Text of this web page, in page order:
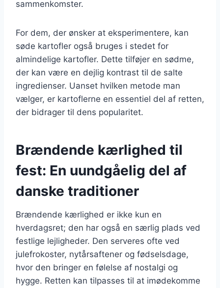
sammenkomster.
For dem, der ønsker at eksperimentere, kan
søde kartofler også bruges i stedet for
almindelige kartofler. Dette tilføjer en sødme,
der kan være en dejlig kontrast til de salte
ingredienser. Uanset hvilken metode man
vælger, er kartoflerne en essentiel del af retten,
der bidrager til dens popularitet.
Brændende kærlighed til
fest: En uundgåelig del af
danske traditioner
Brændende kærlighed er ikke kun en
hverdagsret; den har også en særlig plads ved
festlige lejligheder. Den serveres ofte ved
julefrokoster, nytårsaftener og fødselsdage,
hvor den bringer en følelse af nostalgi og
hygge. Retten kan tilpasses til at imødekomme